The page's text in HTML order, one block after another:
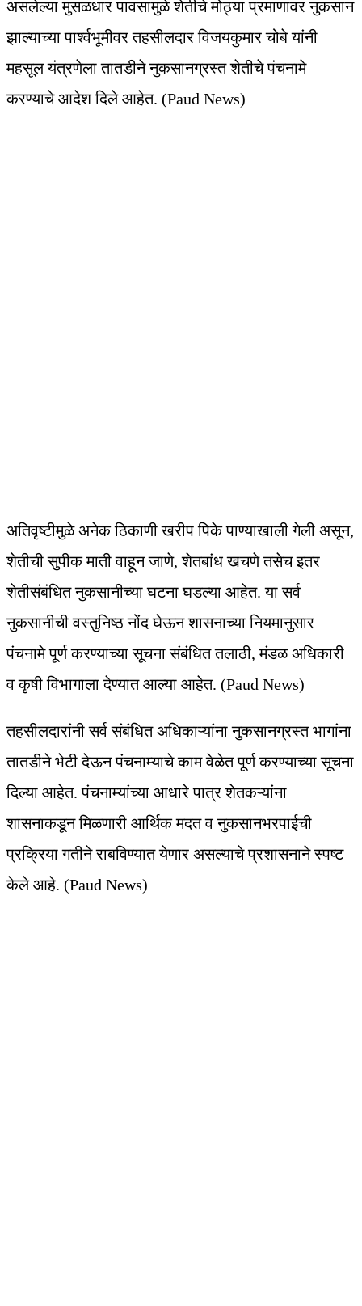
असलेल्या मुसळधार पावसामुळे शेतीचे मोठ्या प्रमाणावर नुकसान
झाल्याच्या पार्श्वभूमीवर तहसीलदार विजयकुमार चोबे यांनी
महसूल यंत्रणेला तातडीने नुकसानग्रस्त शेतीचे पंचनामे
करण्याचे आदेश दिले आहेत. (Paud News)
अतिवृष्टीमुळे अनेक ठिकाणी खरीप पिके पाण्याखाली गेली असून,
शेतीची सुपीक माती वाहून जाणे, शेतबांध खचणे तसेच इतर
शेतीसंबंधित नुकसानीच्या घटना घडल्या आहेत. या सर्व
नुकसानीची वस्तुनिष्ठ नोंद घेऊन शासनाच्या नियमानुसार
पंचनामे पूर्ण करण्याच्या सूचना संबंधित तलाठी, मंडळ अधिकारी
व कृषी विभागाला देण्यात आल्या आहेत. (Paud News)
तहसीलदारांनी सर्व संबंधित अधिकाऱ्यांना नुकसानग्रस्त भागांना
तातडीने भेटी देऊन पंचनाम्याचे काम वेळेत पूर्ण करण्याच्या सूचना
दिल्या आहेत. पंचनाम्यांच्या आधारे पात्र शेतकऱ्यांना
शासनाकडून मिळणारी आर्थिक मदत व नुकसानभरपाईची
प्रक्रिया गतीने राबविण्यात येणार असल्याचे प्रशासनाने स्पष्ट
केले आहे. (Paud News)